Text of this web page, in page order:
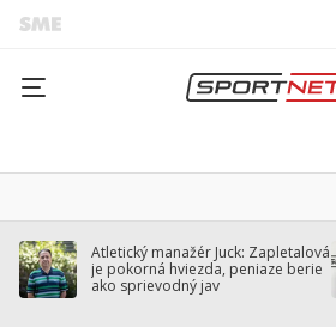
Atletický manažér Juck: Zapletalová
je pokorná hviezda, peniaze berie
ako sprievodný jav